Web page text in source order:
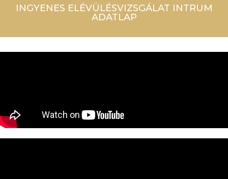
INGYENES ELÉVÜLÉSVIZSGÁLAT INTRUM
ADATLAP